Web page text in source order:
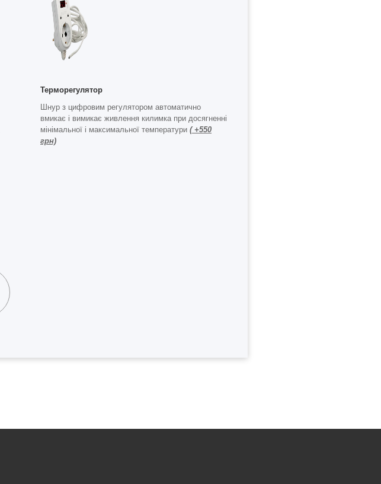
Терморегулятор
Шнур з цифровим регулятором автоматично
вмикає і вимикає живлення килимка при досягненні
мінімальної і максимальної температури ( +550
грн)